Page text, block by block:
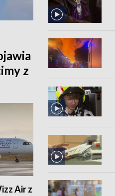
z
Air z